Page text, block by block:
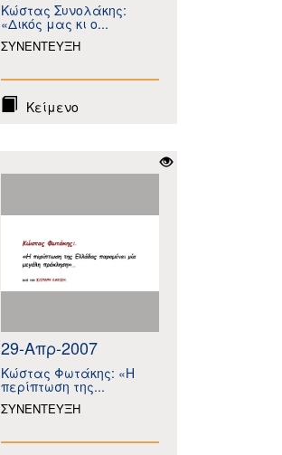
Κώστας Συνολάκης:
«Δικός μας κι ο...
ΣΥΝΕΝΤΕΥΞΗ
Κείμενο
29-Απρ-2007
Κώστας Φωτάκης: «Η
περίπτωση της...
ΣΥΝΕΝΤΕΥΞΗ